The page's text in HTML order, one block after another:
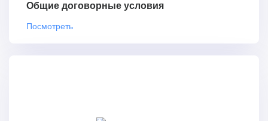
Общие договорные условия
Посмотреть